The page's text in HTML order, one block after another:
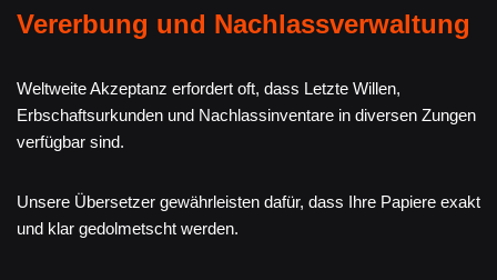
Vererbung und Nachlassverwaltung
Weltweite Akzeptanz erfordert oft, dass Letzte Willen,
Erbschaftsurkunden und Nachlassinventare in diversen Zungen
verfügbar sind.
Unsere Übersetzer gewährleisten dafür, dass Ihre Papiere exakt
und klar gedolmetscht werden.